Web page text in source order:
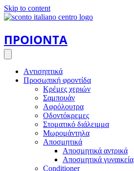
Skip to content
ΠΡΟΙΟΝΤΑ
Aντισηπτικά
Προσωπική φροντίδα
Κρέμες χεριών
Σαμπουάν
Αφρόλουτρα
Οδοντόκρεμες
Στοματικό διάλειμμα
Μωρομάντηλα
Αποσμητικά
Αποσμητικά αντρικά
Αποσμητικά γυναικεία
Conditioner